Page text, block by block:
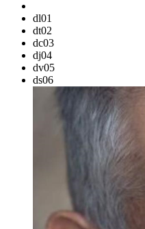
dl01
dt02
dc03
dj04
dv05
ds06